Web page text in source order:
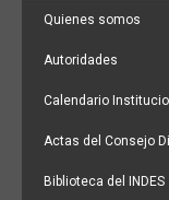
Quienes somos
Autoridades
Calendario
Actas del Consejo
Biblioteca del INDES